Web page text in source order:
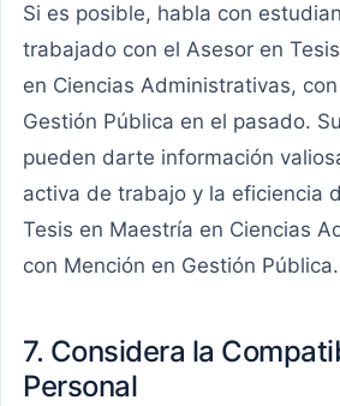
Si es posible, habla con
trabajado con el Asesor en
en Ciencias Administrativas,
Gestión Pública en el pasado.
pueden darte información
activa de trabajo y la eficiencia
Tesis en Maestría en Ciencias
con Mención en Gestión Pública.
7. Considera la
Personal